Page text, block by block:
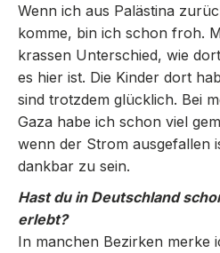
Wenn ich aus Palästina
komme, bin ich schon froh.
krassen Unterschied, wie
es hier ist. Die Kinder dort
sind trotzdem glücklich. Bei
Gaza habe ich schon viel
wenn der Strom ausgefallen
dankbar zu sein.
Hast du in Deutschland
erlebt?
In manchen Bezirken merke